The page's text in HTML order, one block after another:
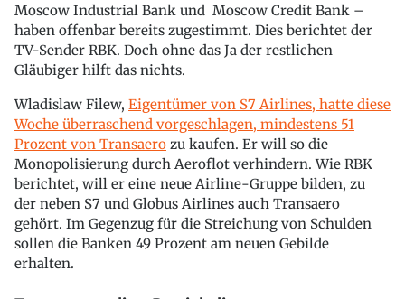
Moscow Industrial Bank und Moscow Credit Bank –
haben offenbar bereits zugestimmt. Dies berichtet der
TV-Sender RBK. Doch ohne das Ja der restlichen
Gläubiger hilft das nichts.
Wladislaw Filew, Eigentümer von S7 Airlines, hatte diese
Woche überraschend vorgeschlagen, mindestens 51
Prozent von Transaero zu kaufen. Er will so die
Monopolisierung durch Aeroflot verhindern. Wie RBK
berichtet, will er eine neue Airline-Gruppe bilden, zu
der neben S7 und Globus Airlines auch Transaero
gehört. Im Gegenzug für die Streichung von Schulden
sollen die Banken 49 Prozent am neuen Gebilde
erhalten.